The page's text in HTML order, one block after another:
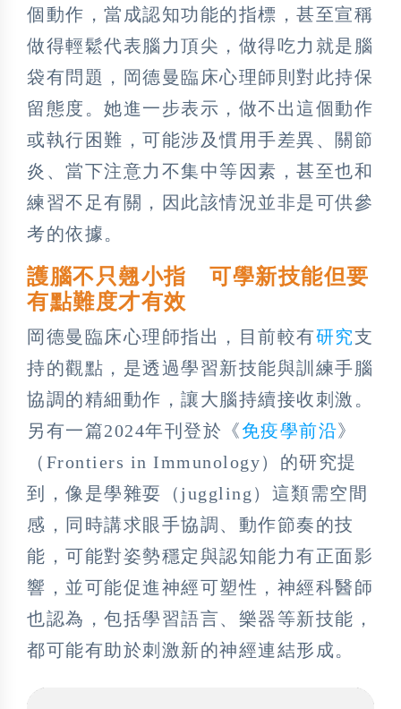
個動作，當成認知功能的指標，甚至宣稱
做得輕鬆代表腦力頂尖，做得吃力就是腦
袋有問題，岡德曼臨床心理師則對此持保
留態度。她進一步表示，做不出這個動作
或執行困難，可能涉及慣用手差異、關節
炎、當下注意力不集中等因素，甚至也和
練習不足有關，因此該情況並非是可供參
考的依據。
護腦不只翹小指 可學新技能但要
有點難度才有效
岡德曼臨床心理師指出，目前較有研究支
持的觀點，是透過學習新技能與訓練手腦
協調的精細動作，讓大腦持續接收刺激。
另有一篇2024年刊登於《免疫學前沿》
（Frontiers in Immunology）的研究提
到，像是學雜耍（juggling）這類需空間
感，同時講求眼手協調、動作節奏的技
能，可能對姿勢穩定與認知能力有正面影
響，並可能促進神經可塑性，神經科醫師
也認為，包括學習語言、樂器等新技能，
都可能有助於刺激新的神經連結形成。